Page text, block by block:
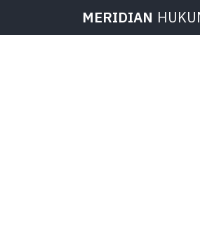
MERIDIAN